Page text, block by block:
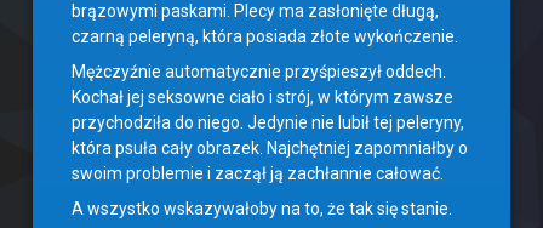
brązowymi paskami. Plecy ma zasłonięte długą,
czarną peleryną, która posiada złote wykończenie.
Mężczyźnie automatycznie przyśpieszył oddech.
Kochał jej seksowne ciało i strój, w którym zawsze
przychodziła do niego. Jedynie nie lubił tej peleryny,
która psuła cały obrazek. Najchętniej zapomniałby o
swoim problemie i zaczął ją zachłannie całować.
A wszystko wskazywałoby na to, że tak się stanie.